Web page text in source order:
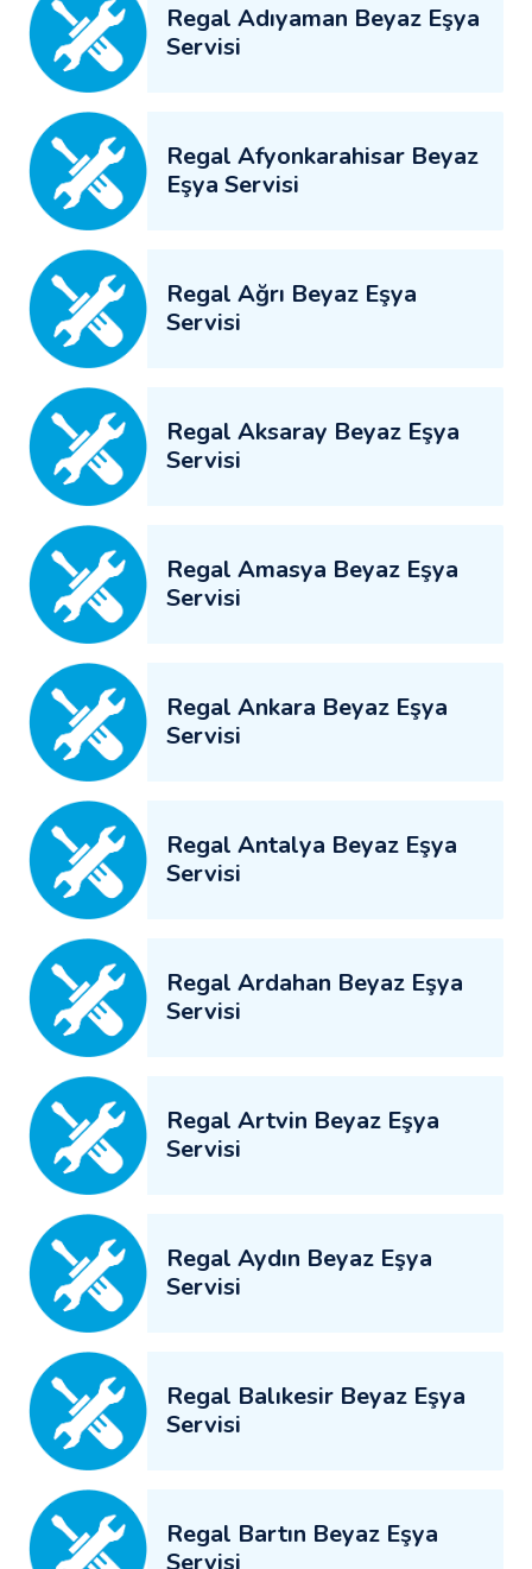
Regal Adıyaman Beyaz Eşya
Servisi
Regal Afyonkarahisar Beyaz
Eşya Servisi
Regal Ağrı Beyaz Eşya
Servisi
Regal Aksaray Beyaz Eşya
Servisi
Regal Amasya Beyaz Eşya
Servisi
Regal Ankara Beyaz Eşya
Servisi
Regal Antalya Beyaz Eşya
Servisi
Regal Ardahan Beyaz Eşya
Servisi
Regal Artvin Beyaz Eşya
Servisi
Regal Aydın Beyaz Eşya
Servisi
Regal Balıkesir Beyaz Eşya
Servisi
Regal Bartın Beyaz Eşya
Servisi